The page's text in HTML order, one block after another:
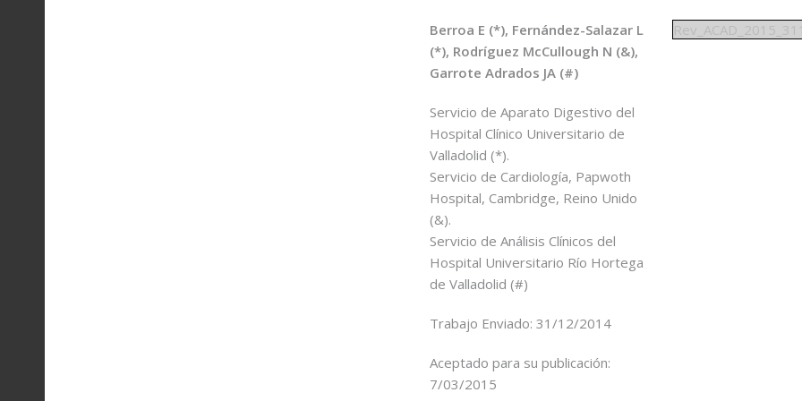
Berroa E (*), Fernández-Salazar L
(*), Rodríguez McCullough N (&),
Garrote Adrados JA (#)
Servicio de Aparato Digestivo del
Hospital Clínico Universitario de
Valladolid (*).
Servicio de Cardiología, Papwoth
Hospital, Cambridge, Reino Unido
(&).
Servicio de Análisis Clínicos del
Hospital Universitario Río Hortega
de Valladolid (#)
Trabajo Enviado: 31/12/2014
Aceptado para su publicación:
7/03/2015